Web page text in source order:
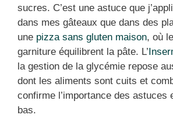
sucres. C’est une astuce que
dans mes gâteaux que dans des
une pizza sans gluten maison, où
garniture équilibrent la pâte. L’
la gestion de la glycémie repose
dont les aliments sont cuits et
confirme l’importance des astuces
bas.